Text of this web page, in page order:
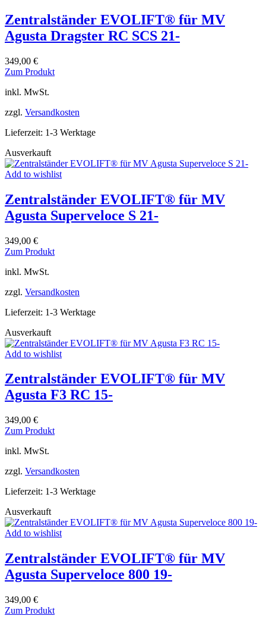
Zentralständer EVOLIFT® für MV
Agusta Dragster RC SCS 21-
349,00 €
Zum ProduktDieses
Varianten
Die
auf
der
gewählt
werden
inkl. MwSt.
zzgl. Versandkosten
Lieferzeit: 1-3 Werktage
Ausverkauft
Add to wishlist
Zentralständer EVOLIFT® für MV
Agusta Superveloce S 21-
349,00 €
Zum ProduktDieses
Varianten
Die
auf
der
gewählt
werden
inkl. MwSt.
zzgl. Versandkosten
Lieferzeit: 1-3 Werktage
Ausverkauft
Add to wishlist
Zentralständer EVOLIFT® für MV
Agusta F3 RC 15-
349,00 €
Zum ProduktDieses
Varianten
Die
auf
der
gewählt
werden
inkl. MwSt.
zzgl. Versandkosten
Lieferzeit: 1-3 Werktage
Ausverkauft
Add to wishlist
Zentralständer EVOLIFT® für MV
Agusta Superveloce 800 19-
349,00 €
Zum ProduktDieses